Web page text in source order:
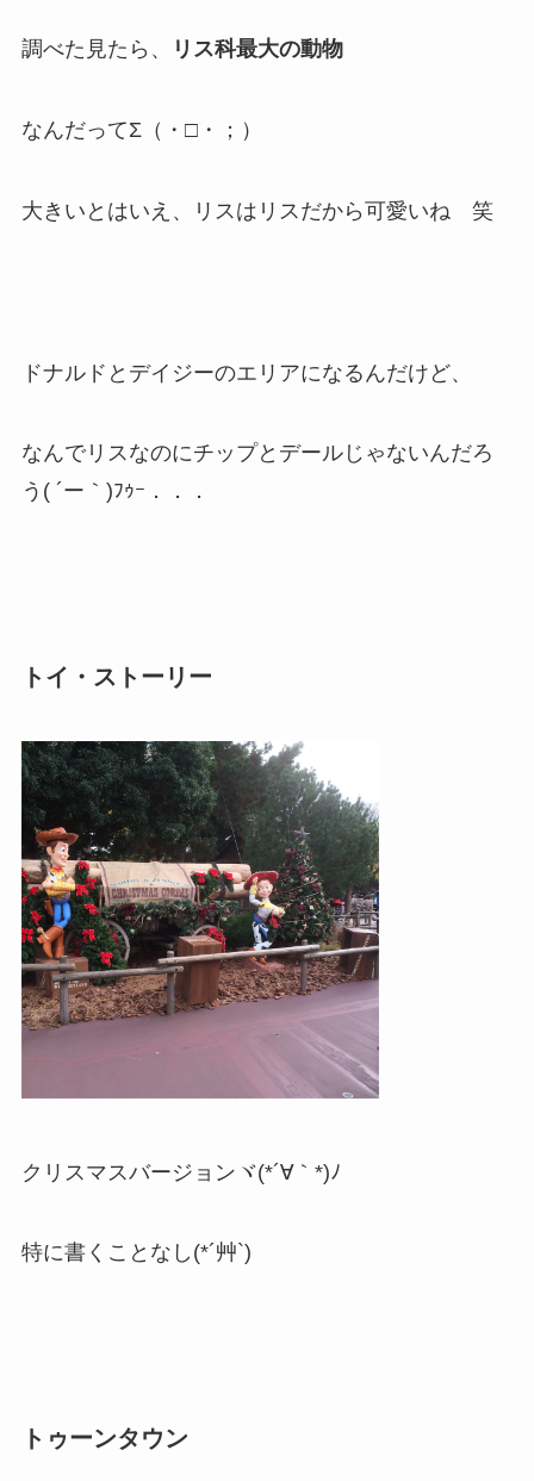
調べた見たら、 リス科最大の動物
なんだってΣ（・□・；）
大きいとはいえ、リスはリスだから可愛いね 笑
ドナルドとデイジーのエリアになるんだけど、
なんでリスなのにチップとデールじゃないんだろ
う( ´ー｀)ﾌｩｰ．．．
トイ・ストーリー
クリスマスバージョンヾ(*´∀｀*)ﾉ
特に書くことなし(*´艸`)
トゥーンタウン